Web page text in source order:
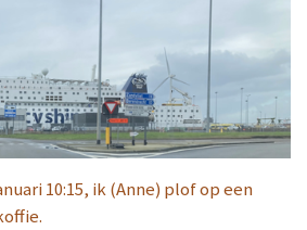
10:15, ik (Anne) plof op een